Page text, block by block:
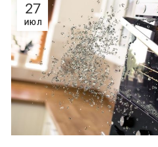
27
ИЮЛ